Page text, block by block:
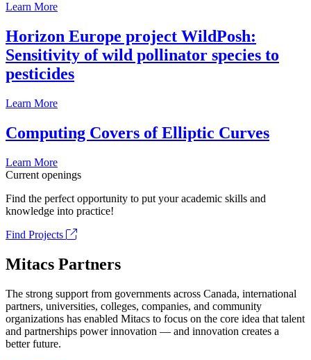
Learn More
Horizon Europe project WildPosh:
Sensitivity of wild pollinator species to
pesticides
Learn More
Computing Covers of Elliptic Curves
Learn More
Current openings
Find the perfect opportunity to put your academic skills and
knowledge into practice!
Find Projects
Mitacs Partners
The strong support from governments across Canada, international
partners, universities, colleges, companies, and community
organizations has enabled Mitacs to focus on the core idea that talent
and partnerships power innovation — and innovation creates a
better future.